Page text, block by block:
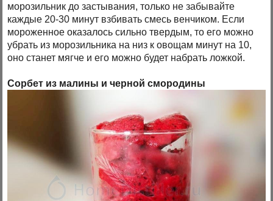
морозильник до застывания, только не забывайте
каждые 20-30 минут взбивать смесь венчиком. Если
мороженное оказалось сильно твердым, то его можно
убрать из морозильника на низ к овощам минут на 10,
оно станет мягче и его можно будет набрать ложкой.
Сорбет из малины и черной смородины